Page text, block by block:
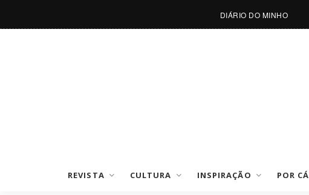
DIÁRIO DO MINHO
REVISTA CULTURA INSPIRAÇÃO POR CÁ